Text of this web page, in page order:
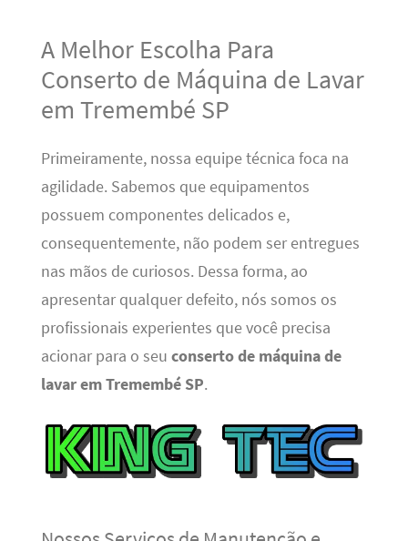
A Melhor Escolha Para
Conserto de Máquina de Lavar
em Tremembé SP
Primeiramente, nossa equipe técnica foca na
agilidade. Sabemos que equipamentos
possuem componentes delicados e,
consequentemente, não podem ser entregues
nas mãos de curiosos. Dessa forma, ao
apresentar qualquer defeito, nós somos os
profissionais experientes que você precisa
acionar para o seu conserto de máquina de
lavar em Tremembé SP.